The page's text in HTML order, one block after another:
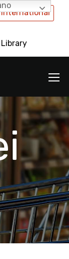
International